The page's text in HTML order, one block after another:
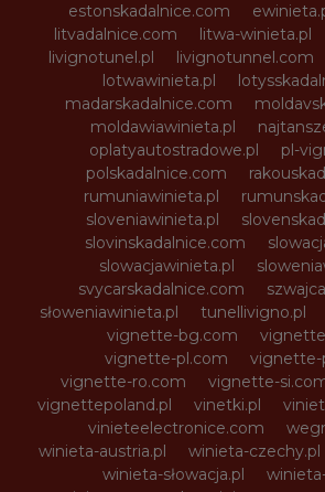
estonskadalnice.com
litvadalnice.com
litwa-winieta.pl
livignotunel.pl
livignotunnel.com
lotwawinieta.pl
madarskadalnice.com
moldawiawinieta.pl
oplatyautostradowe.pl
pl-
polskadalnice.com
rumuniawinieta.pl
sloveniawinieta.pl
slovinskadalnice.com
slowacjawinieta.pl
svycarskadalnice.com
słoweniawinieta.pl
tunellivigno.pl
vignette-bg.com
vignette-pl.com
vignette-
vignette-ro.com
vignette-
vignettepoland.pl
vinetki.pl
vinieteelectronice.com
winieta-austria.pl
winieta-czechy.pl
winieta-słowacja.pl